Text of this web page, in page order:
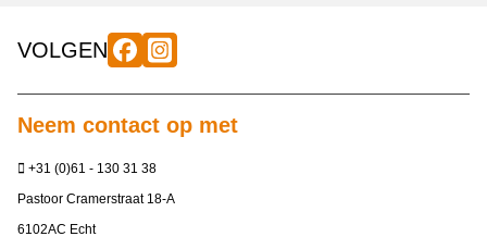
VOLGEN
Neem contact op met
+31 (0)61 - 130 31 38
Pastoor Cramerstraat 18-A
6102AC Echt